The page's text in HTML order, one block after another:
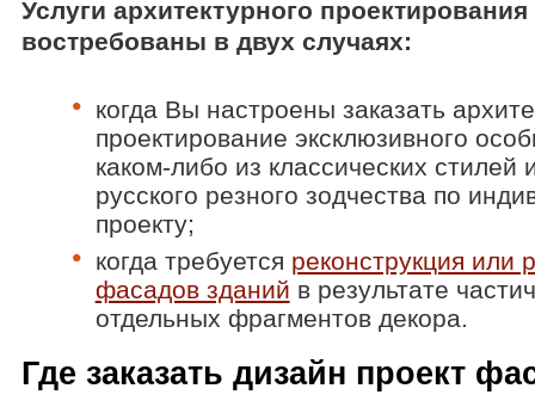
Услуги архитектурного
востребованы в двух случаях:
когда Вы настроены заказать
проектирование эксклюзивного
каком-либо из классических стилей
русского резного зодчества по
проекту;
когда требуется реконструкция или
фасадов зданий в результате
отдельных фрагментов декора.
Где заказать дизайн проект